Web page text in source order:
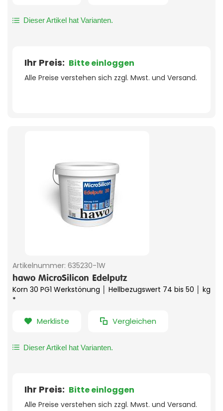
Dieser Artikel hat Varianten.
Ihr Preis: Bitte einloggen
Alle Preise verstehen sich zzgl. Mwst. und Versand.
Artikelnummer: 635230-1W
hawo MicroSilicon Edelputz
Korn 30 PG1 Werkstönung │ Hellbezugswert 74 bis 50 │ kg
*
Merkliste Vergleichen
Dieser Artikel hat Varianten.
Ihr Preis: Bitte einloggen
Alle Preise verstehen sich zzgl. Mwst. und Versand.